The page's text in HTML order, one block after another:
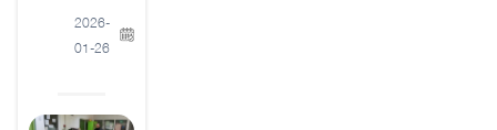
2026-
01-26